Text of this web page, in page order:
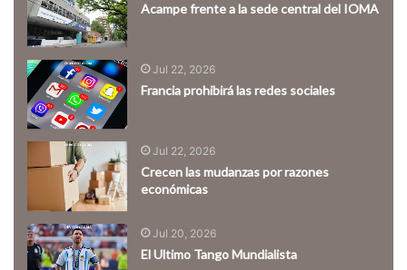
Acampe frente a la sede central del IOMA
Jul 22, 2026
Francia prohibirá las redes sociales
Jul 22, 2026
Crecen las mudanzas por razones
económicas
Jul 20, 2026
El Ultimo Tango Mundialista